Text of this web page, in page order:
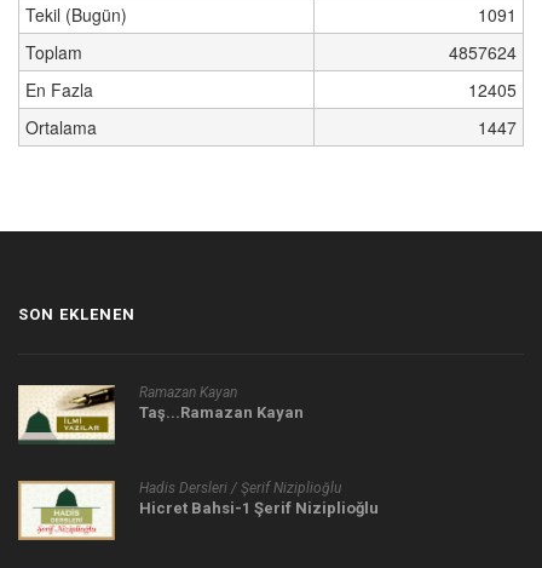
Tekil (Bugün)
1091
Toplam
4857624
En Fazla
12405
Ortalama
1447
SON EKLENEN
Ramazan Kayan
Taş...Ramazan Kayan
Hadis Dersleri / Şerif Niziplioğlu
Hicret Bahsi-1 Şerif Niziplioğlu